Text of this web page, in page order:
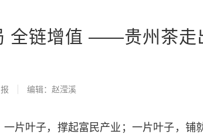
全链增值 ——贵州茶走
编辑：赵滢溪
叶子，撑起富民产业；一片叶子，铺